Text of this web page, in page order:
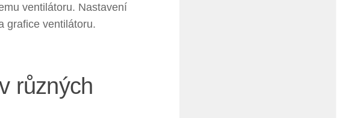
ventilátoru. Nastavení
grafice ventilátoru.
různých